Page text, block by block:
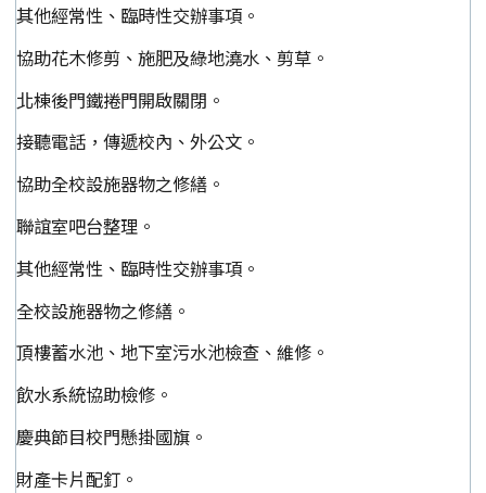
其他經常性、臨時性交辦事項。
協助花木修剪、施肥及綠地澆水、剪草。
北棟後門鐵捲門開啟關閉。
接聽電話，傳遞校內、外公文。
協助全校設施器物之修繕。
聯誼室吧台整理。
其他經常性、臨時性交辦事項。
全校設施器物之修繕。
頂樓蓄水池、地下室污水池檢查、維修。
飲水系統協助檢修。
慶典節目校門懸掛國旗。
財產卡片配釘。